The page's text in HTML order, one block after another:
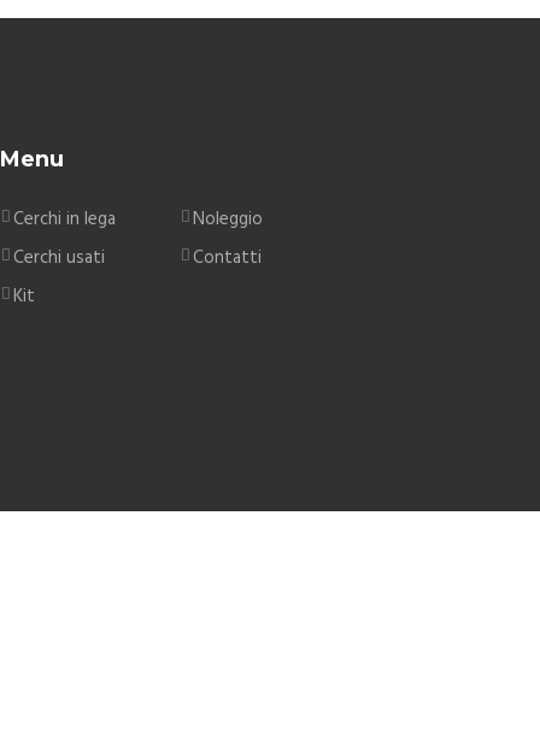
Menu
Cerchi in lega
Cerchi usati
Kit
Noleggio
Contatti